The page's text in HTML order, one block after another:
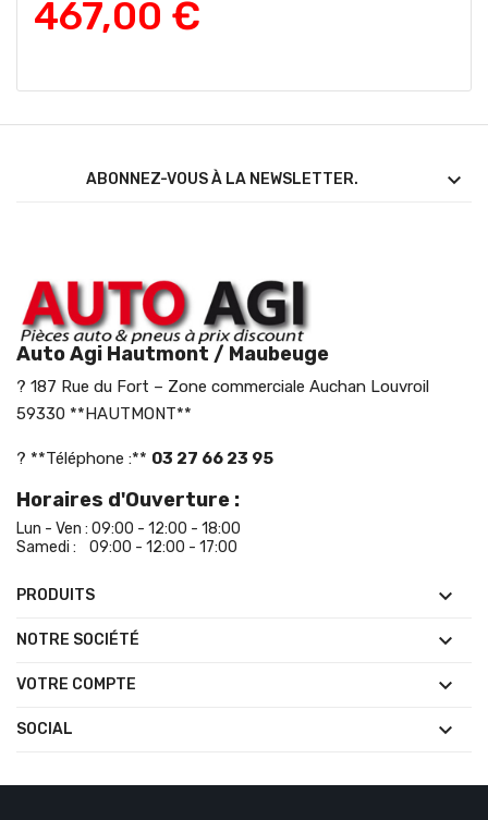
467,00 €
ABONNEZ-VOUS À LA NEWSLETTER. 
Auto Agi Hautmont / Maubeuge
? 187 Rue du Fort – Zone commerciale Auchan Louvroil
59330 **HAUTMONT**
? **Téléphone :** 03 27 66 23 95
Horaires d'Ouverture :
Lun - Ven : 09:00 - 12:00 - 18:00
Samedi : 09:00 - 12:00 - 17:00
PRODUITS 
NOTRE SOCIÉTÉ 
VOTRE COMPTE 
SOCIAL 